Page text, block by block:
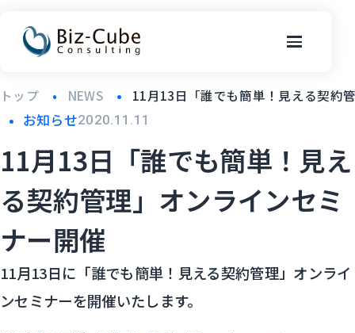
トップ NEWS 11月13日「誰でも簡単！見える契約
お知らせ2020.11.11
11月13日「誰でも簡単！見え
る契約管理」オンラインセミ
ナー開催
11月13日に「誰でも簡単！見える契約管理」オンライ
ンセミナーを開催いたします。